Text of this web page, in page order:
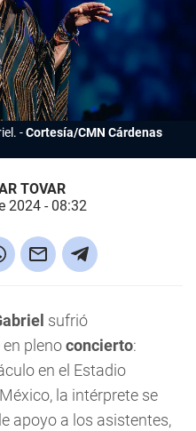
Cortesía/CMN Cárdenas
TOVAR
2024 - 08:32
sufrió
plenoconcierto:
en el Estadio
la intérprete se
apoyo a los asistentes,